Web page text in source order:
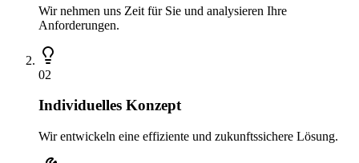
Wir nehmen uns Zeit für Sie und analysieren Ihre
Anforderungen.
02
Individuelles Konzept
Wir entwickeln eine effiziente und zukunftssichere Lösung.